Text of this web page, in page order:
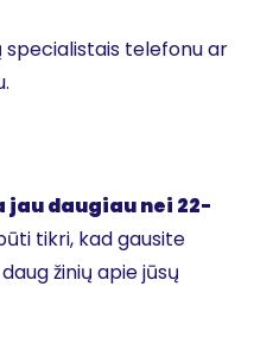
specialistais telefonu ar
daugiau nei 22-
tikri, kad gausite
žinių apie jūsų